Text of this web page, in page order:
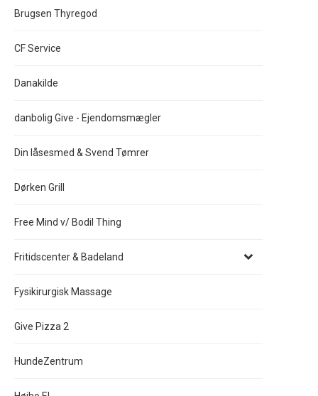
Brugsen Thyregod
CF Service
Danakilde
danbolig Give - Ejendomsmægler
Din låsesmed & Svend Tømrer
Dørken Grill
Free Mind v/ Bodil Thing
Fritidscenter & Badeland
Fysikirurgisk Massage
Give Pizza 2
HundeZentrum